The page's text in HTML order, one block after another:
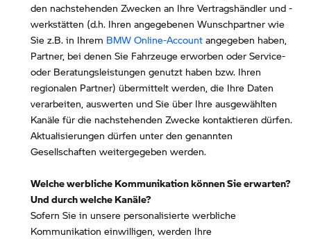
den nachstehenden Zwecken an Ihre Vertragshändler und -
werkstätten (d.h. Ihren angegebenen Wunschpartner wie
Sie z.B. in Ihrem BMW Online-Account angegeben haben,
Partner, bei denen Sie Fahrzeuge erworben oder Service-
oder Beratungsleistungen genutzt haben bzw. Ihren
regionalen Partner) übermittelt werden, die Ihre Daten
verarbeiten, auswerten und Sie über Ihre ausgewählten
Kanäle für die nachstehenden Zwecke kontaktieren dürfen.
Aktualisierungen dürfen unter den genannten
Gesellschaften weitergegeben werden.
Welche werbliche Kommunikation können Sie erwarten?
Und durch welche Kanäle?
Sofern Sie in unsere personalisierte werbliche
Kommunikation einwilligen, werden Ihre